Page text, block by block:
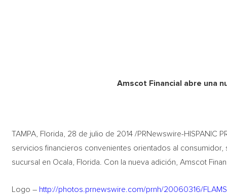
Amscot Financial abre una
TAMPA, Florida, 28 de julio de 2014 /PRNewswire-HISPANIC
servicios financieros convenientes orientados al consumidor,
sucursal en Ocala, Florida. Con la nueva adición, Amscot
Logo – http://photos.prnewswire.com/prnh/20060316/